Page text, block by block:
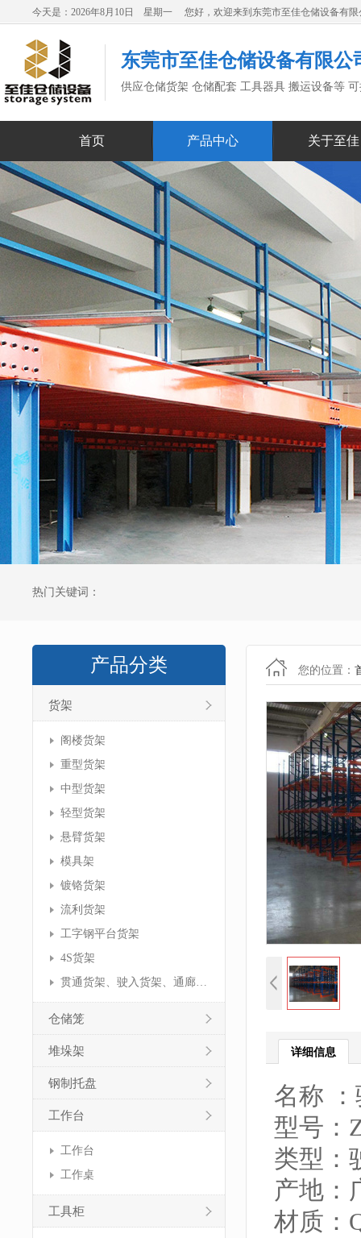
今天是：2026年8月10日 星期一 您好，欢迎来到东莞市至佳仓储设备有限
东莞市至佳仓储设备有限公
供应仓储货架 仓储配套 工具器具 搬运设备等
首页 产品中心 关于至佳
热门关键词：
产品分类
货架
阁楼货架
重型货架
中型货架
轻型货架
悬臂货架
模具架
镀铬货架
流利货架
工字钢平台货架
4S货架
贯通货架、驶入货架、通廊货架
仓储笼
堆垛架
钢制托盘
工作台
工作台
工作桌
工具柜
您的位置：
详细信息
名称
型号：
类型：
产地：
材质：